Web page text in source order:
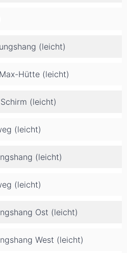
(leicht)
Hütte (leicht)
(leicht)
(leicht)
(leicht)
(leicht)
Ost (leicht)
West (leicht)